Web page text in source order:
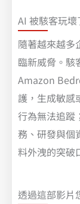
AI 被駭客玩壞
隨著越來越多
臨新威脅。駭
Amazon
護，生成敏感
行為無法追蹤
務、研發與個
料外洩的突破
透過這部影片